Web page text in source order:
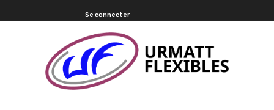
Se connecter